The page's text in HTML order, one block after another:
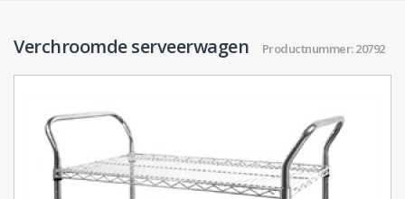
Verchroomde serveerwagen Productnummer: 20792